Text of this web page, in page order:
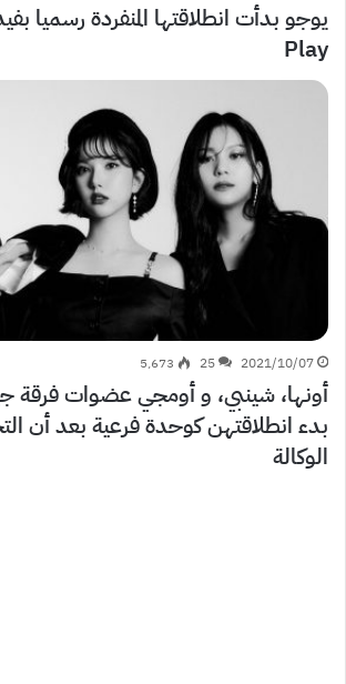
يوجو بدأت انطلاقتها المنفردة رسميا
Play
2021/10/07
25 5٬673
أونها، شينبي، و أومجي عضوات فرقة
بدء انطلاقتهن كوحدة فرعية بعد أن
الوكالة